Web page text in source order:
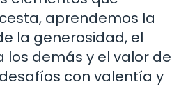
aprendemos la
la generosidad, el
los demás y el valor de
con valentía y